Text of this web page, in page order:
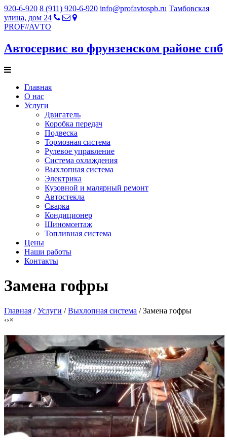
920-6-920 8 (911) 920-6-920 info@profavtospb.ru Тамбовская
улица, дом 24
PROF//AVTO
Автосервис во фрунзенском районе спб
Главная
О нас
Услуги
Двигатель
Коробка передач
Подвеска
Тормозная система
Рулевое управление
Система охлаждения
Выхлопная система
Электрика
Кузовной и малярный ремонт
Автостекла
Сварка
Кондиционер
Шиномонтаж
Топливная система
Цены
Наши работы
Контакты
Замена гофры
Главная /Услуги /Выхлопная система / Замена гофры
‹›×